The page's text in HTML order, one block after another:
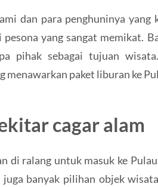
dan para penghuninya yang
pesona yang sangat memikat.
pihak sebagai tujuan
menawarkan paket liburan ke
cagar alam
di ralang untuk masuk ke
juga banyak pilihan objek